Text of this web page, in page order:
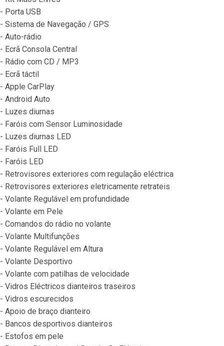
- Porta USB
- Sistema de Navegação / GPS
- Auto-rádio
- Ecrã Consola Central
- Rádio com CD / MP3
- Ecrã táctil
- Apple CarPlay
- Android Auto
- Luzes diurnas
- Faróis com Sensor Luminosidade
- Luzes diurnas LED
- Faróis Full LED
- Faróis LED
- Retrovisores exteriores com regulação eléctrica
- Retrovisores exteriores eletricamente retrateis
- Volante Regulável em profundidade
- Volante em Pele
- Comandos do rádio no volante
- Volante Multifunções
- Volante Regulável em Altura
- Volante Desportivo
- Volante com patilhas de velocidade
- Vidros Eléctricos dianteiros traseiros
- Vidros escurecidos
- Apoio de braço dianteiro
- Bancos desportivos dianteiros
- Estofos em pele